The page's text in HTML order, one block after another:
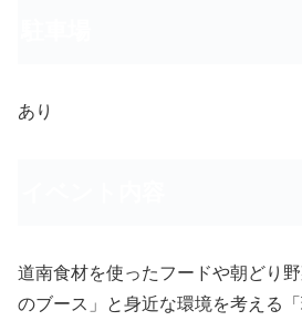
あり
道南食材を使ったフードや朝どり
のブース」と身近な環境を考える